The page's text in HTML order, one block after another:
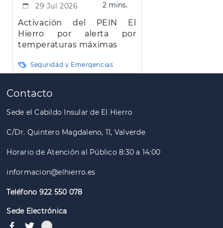
29 Jul 2026 2 mins.
Activación del PEIN El
Hierro por alerta por
temperaturas máximas
Seguridad y Emergencias
Paginación
Contacto
Sede el Cabildo Insular de El Hierro
C/Dr. Quintero Magdaleno, 11, Valverde
Horario de Atención al Público 8:30 a 14:00
informacion@elhierro.es
Teléfono 922 550 078
Sede Electrónica